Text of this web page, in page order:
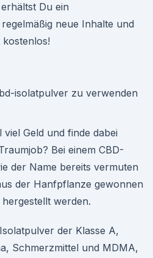
Du ein
neue Inhalte und
kostenlos!
Geld und finde dabei
Bei einem CBD-
der Name bereits vermuten
der Hanfpflanze gewonnen
werden.
der Klasse A,
Schmerzmittel und MDMA,